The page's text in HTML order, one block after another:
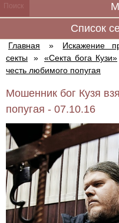
Cписок
Главная »
Искажение
секты
» «Секта бога Кузи»
честь любимого попугая
Мошенник бог Кузя
попугая - 07.10.16